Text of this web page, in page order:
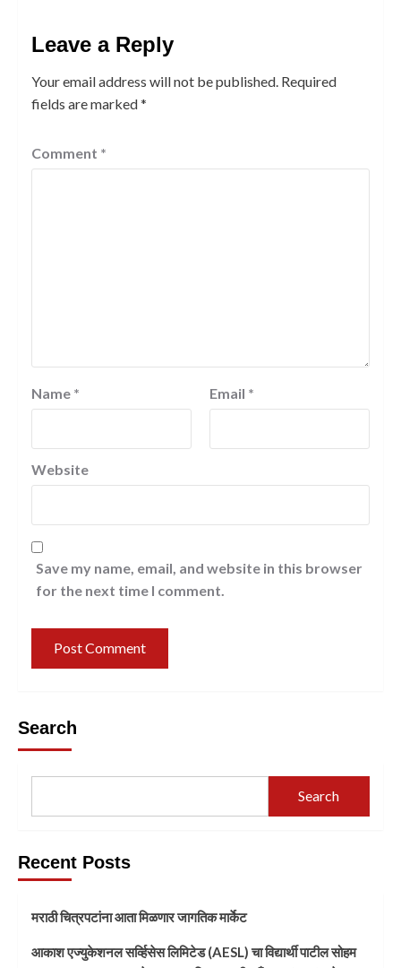
Leave a Reply
Your email address will not be published. Required
fields are marked*
Comment *
Name * Email *
Website
Save my name, email, and website in this browser
for the next time I comment.
Search
Search
Recent Posts
मराठी चित्रपटांना आता मिळणार जागतिक मार्केट
आकाश एज्युकेशनल सर्व्हिसेस लिमिटेड (AESL) चा विद्यार्थी पाटील सोहम